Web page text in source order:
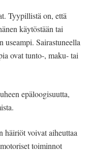
Tyypillistä on, että
käytöstään tai
useampi. Sairastuneella
ovat tunto-, maku- tai
epäloogisuutta,
häiriöt voivat aiheuttaa
toiminnot